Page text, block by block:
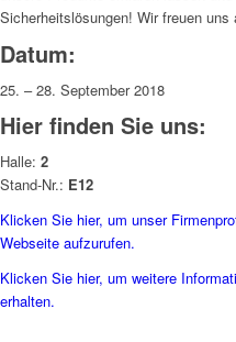
Sicherheitslösungen! Wir freuen uns
Datum:
25. – 28. September 2018
Hier finden Sie uns:
Halle: 2
Stand-Nr.: E12
Klicken Sie hier, um unser
Webseite aufzurufen.
Klicken Sie hier, um weitere
erhalten.